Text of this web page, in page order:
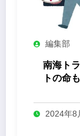
編集部
南海ト
トの命
2024年8